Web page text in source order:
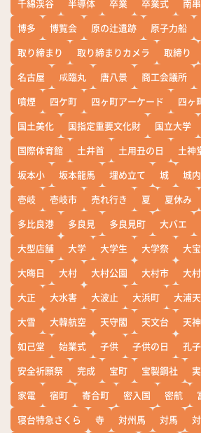
千綿渓谷
半導体 卒業 卒業式 南
博多
博覧会 原の辻遺跡 原子力船
取り締まり
取り締まりカメラ 取締り
名古屋
咸臨丸 唐八景 商工会議所
噴煙
四ケ町 四ヶ町アーケード 四ヶ
国土美化
国指定重要文化財 国立大学
国際体育館
土井首 土用丑の日 土神
坂本小
坂本龍馬 埋め立て 城 城内
壱岐
壱岐市 売れ行き 夏 夏休み
多比良港
多良見 多良見町 大バエ
大型店舗
大学 大学生 大学祭 大宝
大晦日
大村 大村公園 大村市 大
大正
大水害 大波止 大浜町 大浦
大雪
大韓航空 天守閣 天文台 天神
如己堂
始業式 子供 子供の日 孔
安全祈願祭
完成 宝町 宝製鋼社
家電
宿町 寄合町 密入国 密航
寝台特急さくら
寺 対州馬 対馬